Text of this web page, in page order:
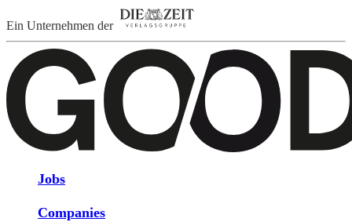
Ein Unternehmen der
Jobs
Companies